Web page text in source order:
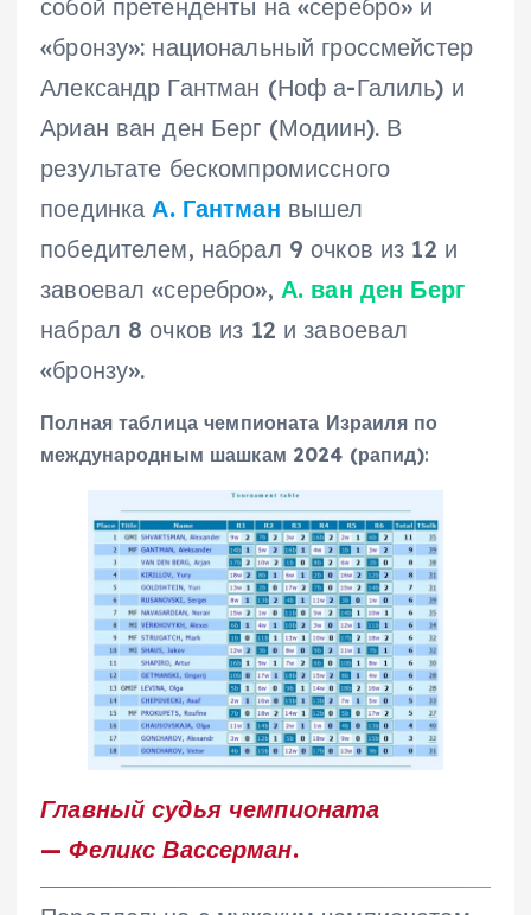
собой претенденты на «серебро» и
«бронзу»: национальный гроссмейстер
Александр Гантман (Ноф а-Галиль) и
Ариан ван ден Берг (Модиин). В
результате бескомпромиссного
поединка А. Гантман вышел
победителем, набрал 9 очков из 12 и
завоевал «серебро», А. ван ден Берг
набрал 8 очков из 12 и завоевал
«бронзу».
Полная таблица чемпионата Израиля по
международным шашкам 2024 (рапид):
Главный судья чемпионата
— Феликс Вассерман.